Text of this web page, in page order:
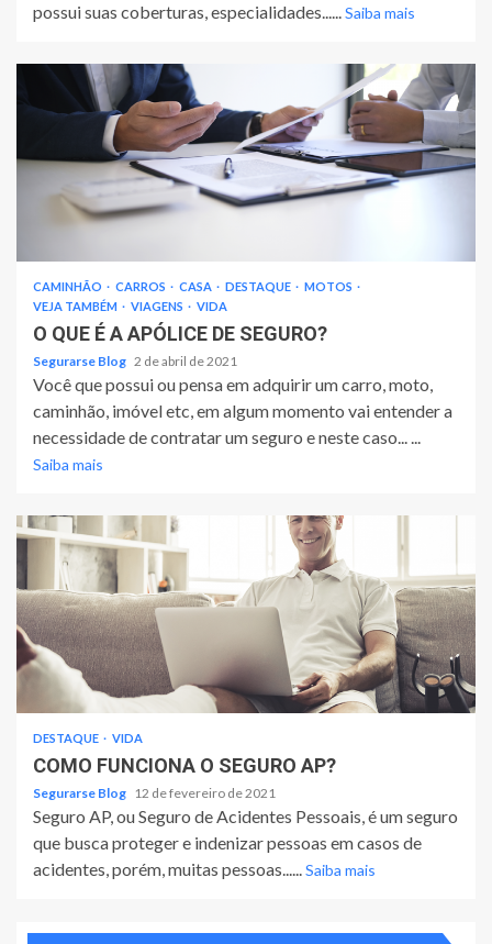
possui suas coberturas, especialidades......Saiba mais
CAMINHÃO CARROS CASA DESTAQUE
MOTOS
VEJA TAMBÉM
VIAGENS VIDA
O QUE É A APÓLICE DE SEGURO?
Segurarse Blog 2 de abril de 2021
Você que possui ou pensa em adquirir um carro, moto,
caminhão, imóvel etc, em algum momento vai entender a
necessidade de contratar um seguro e neste caso... ...
Saiba mais
DESTAQUE VIDA
COMO FUNCIONA O SEGURO AP?
Segurarse Blog 12 de fevereiro de 2021
Seguro AP, ou Seguro de Acidentes Pessoais, é um seguro
que busca proteger e indenizar pessoas em casos de
acidentes, porém, muitas pessoas......Saiba mais